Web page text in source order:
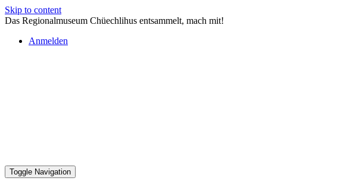
Skip to content
Das Regionalmuseum Chüechlihus entsammelt, mach mit!
Anmelden
Toggle Navigation